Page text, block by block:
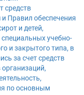
средств
Правил обеспечения
и детей,
учебно-
и закрытого типа, в
за счет средств
по основным